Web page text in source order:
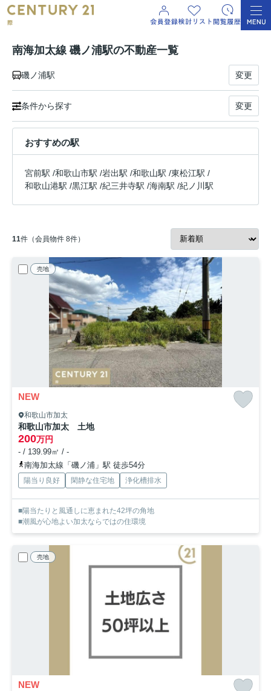
南海加太線 磯ノ浦駅の不動産一覧
磯ノ浦駅 変更
条件から探す 変更
おすすめの駅
宮前駅 /和歌山市駅 /岩出駅 /和歌山駅 /東松江駅 /
和歌山港駅 /黒江駅 /紀三井寺駅 /海南駅 /紀ノ川駅
11件（会員物件 8件）
売地
NEW
和歌山市加太
和歌山市加太 土地
200万円
- / 139.99㎡ / -
南海加太線「磯ノ浦」駅 徒歩54分
陽当り良好 閑静な住宅地 浄化槽排水
■陽当たりと風通しに恵まれた42坪の角地
■潮風が心地よい加太ならではの住環境
売地
NEW